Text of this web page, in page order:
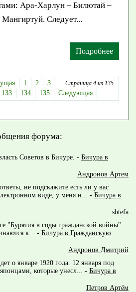
Ара-Харлун – Билютай –
Следует...
Подробнее
Страница 4 из 135
1 2
3
133 134 135 Следующая
форума:
Советов в Бичуре. - Бичура в
Андронов Артем
не подскажите есть ли у вас
виде, у меня н...
- Бичура в
shtefa
"Бурятия в годы гражданской войны"
к...
- Бичура в Гражданскую
Андронов Дмитрий
о январе 1920 года. 12 января под
которые унесл...
- Бичура в
Петров Артём